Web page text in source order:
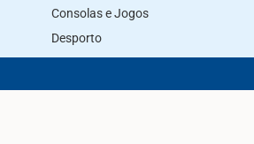
Consolas e Jogos
Desporto